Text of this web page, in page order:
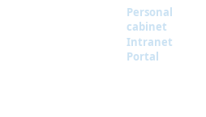
Personal
cabinet
Intranet
Portal